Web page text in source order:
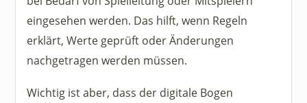
eingesehen werden. Das hilft, wenn Regeln
erklärt, Werte geprüft oder Änderungen
nachgetragen werden müssen.
Wichtig ist aber, dass der digitale Bogen